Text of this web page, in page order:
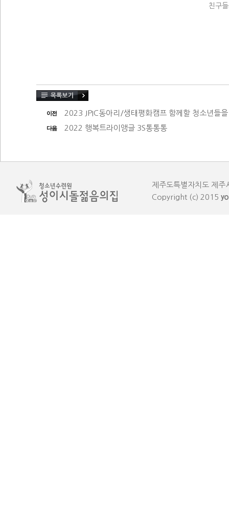
친구
이전 2023 JPIC동아리/생태평화캠프 함께할 청소년들
다음 2022 행복트라이앵글 3S통통통
제주도특별자치도 제
Copyright (c) 2015